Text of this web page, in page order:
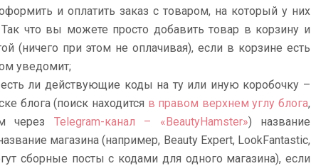
и оплатить заказ с товаром, на который у них
Так что вы можете просто добавить товар в корзину и
(ничего при этом не оплачивая), если в корзине есть
уведомит;
ли действующие коды на ту или иную коробочку –
блога (поиск находится в правом верхнем углу блога,
через Telegram-канал – «BeautyHamster») название
магазина (например, Beauty Expert, LookFantastic,
сборные посты с кодами для одного магазина), если